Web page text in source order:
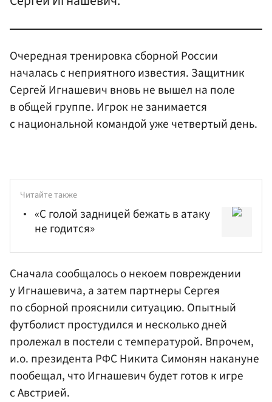
Очередная тренировка сборной России
началась с неприятного известия. Защитник
Сергей Игнашевич вновь не вышел на поле
в общей группе. Игрок не занимается
с национальной командой уже четвертый день.
Читайте также
«С голой задницей бежать в атаку
не годится»
Сначала сообщалось о некоем повреждении
уИгнашевича, а затем партнеры Сергея
по сборной прояснили ситуацию. Опытный
футболист простудился и несколько дней
пролежал в постели с температурой. Впрочем,
и.о. президента РФСНикита Симонян накануне
пообещал, что Игнашевич будет готов к игре
с Австрией.